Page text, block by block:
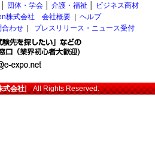
団体・学会 介護・福祉
ビジネス商材
株式会社 会社概要
ヘルプ
合わせ プレスリリース・ニュース受付
式会社] All Rights Reserved.